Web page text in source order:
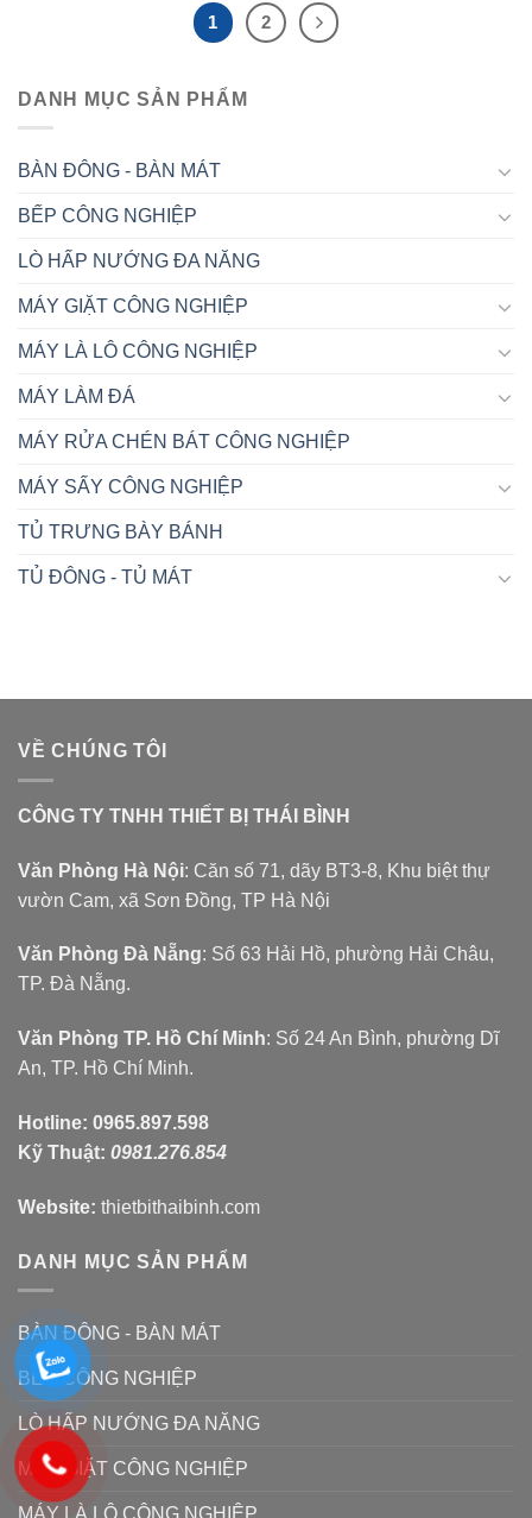
1 2
DANH MỤC SẢN PHẨM
BÀN ĐÔNG - BÀN MÁT
BẾP CÔNG NGHIỆP
LÒ HẤP NƯỚNG ĐA NĂNG
MÁY GIẶT CÔNG NGHIỆP
MÁY LÀ LÔ CÔNG NGHIỆP
MÁY LÀM ĐÁ
MÁY RỬA CHÉN BÁT CÔNG NGHIỆP
MÁY SẤY CÔNG NGHIỆP
TỦ TRƯNG BÀY BÁNH
TỦ ĐÔNG - TỦ MÁT
VỀ CHÚNG TÔI
CÔNG TY TNHH THIẾT BỊ THÁI BÌNH
Văn Phòng Hà Nội: Căn số 71, dãy BT3-8, Khu biệt thự
vườn Cam, xã Sơn Đồng, TP Hà Nội
Văn Phòng Đà Nẵng: Số 63 Hải Hồ, phường Hải Châu,
TP. Đà Nẵng.
Văn Phòng TP. Hồ Chí Minh: Số 24 An Bình, phường Dĩ
An, TP. Hồ Chí Minh.
Hotline: 0965.897.598
Kỹ Thuật: 0981.276.854
Website: thietbithaibinh.com
DANH MỤC SẢN PHẨM
BÀN ĐÔNG - BÀN MÁT
BẾP CÔNG NGHIỆP
LÒ HẤP NƯỚNG ĐA NĂNG
MÁY GIẶT CÔNG NGHIỆP
MÁY LÀ LÔ CÔNG NGHIỆP